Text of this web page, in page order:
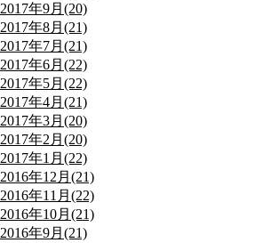
2017年9月(20)
2017年8月(21)
2017年7月(21)
2017年6月(22)
2017年5月(22)
2017年4月(21)
2017年3月(20)
2017年2月(20)
2017年1月(22)
2016年12月(21)
2016年11月(22)
2016年10月(21)
2016年9月(21)